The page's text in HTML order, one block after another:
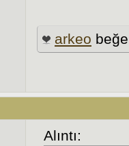
arkeo
Alıntı: